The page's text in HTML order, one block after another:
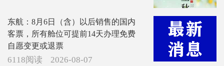
东航：8月6日（含）以后销售的国内
客票，所有舱位可提前14天办理免费
自愿变更或退票
6118阅读 2026-08-07